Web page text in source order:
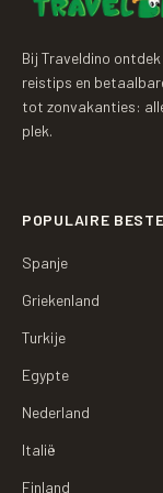
Bij Traveldino
reistips en
tot zonvakanties:
plek.
POPULAIRE
Spanje
Griekenland
Turkije
Egypte
Nederland
Italië
Finland